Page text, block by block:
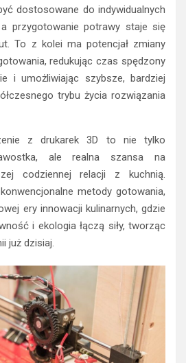
dostosowane do indywidualnych
przygotowanie potrawy staje się
To z kolei ma potencjał zmiany
redukując czas spędzony
i umożliwiając szybsze, bardziej
trybu życia rozwiązania
z drukarek 3D to nie tylko
ale realna szansa na
codziennej relacji z kuchnią.
metody gotowania,
ery innowacji kulinarnych, gdzie
i ekologia łączą siły, tworząc
już dzisiaj.